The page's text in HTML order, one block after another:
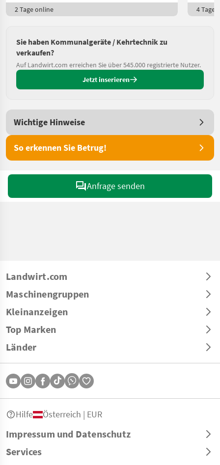
2 Tage online 4 Tage
Sie haben Kommunalgeräte / Kehrtechnik zu
verkaufen?
Auf Landwirt.com erreichen Sie über 545.000 registrierte Nutzer.
Jetzt inserieren
Wichtige Hinweise
So erkennen Sie Betrug!
Anfrage senden
Landwirt.com
Maschinengruppen
Kleinanzeigen
Top Marken
Länder
Impressum und Datenschutz
Services
Hilfe Österreich | EUR